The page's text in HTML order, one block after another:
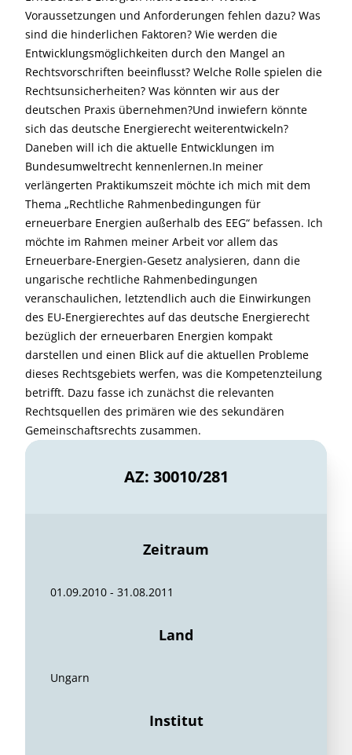
Voraussetzungen und Anforderungen fehlen dazu? Was
sind die hinderlichen Faktoren? Wie werden die
Entwicklungsmöglichkeiten durch den Mangel an
Rechtsvorschriften beeinflusst? Welche Rolle spielen die
Rechtsunsicherheiten? Was könnten wir aus der
deutschen Praxis übernehmen?Und inwiefern könnte
sich das deutsche Energierecht weiterentwickeln?
Daneben will ich die aktuelle Entwicklungen im
Bundesumweltrecht kennenlernen.In meiner
verlängerten Praktikumszeit möchte ich mich mit dem
Thema „Rechtliche Rahmenbedingungen für
erneuerbare Energien außerhalb des EEG“ befassen. Ich
möchte im Rahmen meiner Arbeit vor allem das
Erneuerbare-Energien-Gesetz analysieren, dann die
ungarische rechtliche Rahmenbedingungen
veranschaulichen, letztendlich auch die Einwirkungen
des EU-Energierechtes auf das deutsche Energierecht
bezüglich der erneuerbaren Energien kompakt
darstellen und einen Blick auf die aktuellen Probleme
dieses Rechtsgebiets werfen, was die Kompetenzteilung
betrifft. Dazu fasse ich zunächst die relevanten
Rechtsquellen des primären wie des sekundären
Gemeinschaftsrechts zusammen.
AZ: 30010/281
Zeitraum
01.09.2010 - 31.08.2011
Land
Ungarn
Institut